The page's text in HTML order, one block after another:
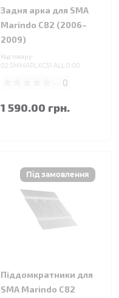
Задня арка для SMA
Marindo C82 (2006–
2009)
Код товару:
02.SMMAPLXC51.ALL.0.00
0
1 590.00 грн.
Піддомкратники для
SMA Marindo C82